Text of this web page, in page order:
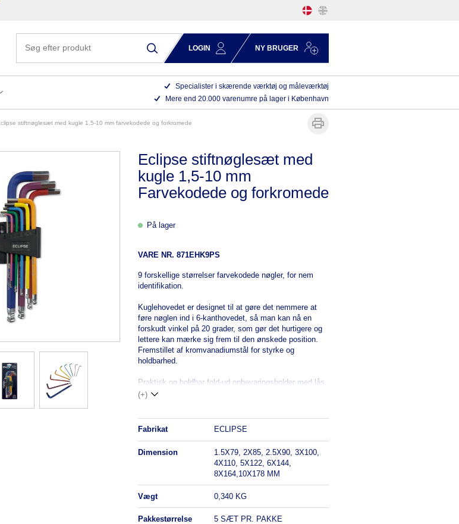
LOGIN NY BRUGER
Specialister i skærende værktøj og måleværktøj
Mere end 20.000 varenumre på lager i København
eclipse stiftnøglesæt med kugle 1,5-10 mm farvekodede og forkromede
Eclipse stiftnøglesæt med
kugle 1,5-10 mm
Farvekodede og forkromede
På lager
VARE NR. 871EHK9PS
9 forskellige størrelser farvekodede nøgler, for nem
identifikation.
Kuglehovedet er designet til at gøre det nemmere at
føre nøglen ind i 6-kanthovedet, så man kan nå en
forskudt vinkel på 20 grader, som gør det hurtigere og
lettere kan mærke sig frem til den ønskede position.
Fremstillet af kromvanadiumstål for styrke og
holdbarhed.
Praktisk og holdbar fold-ud opbevaringsholder med lås.
(+)
fabrikat ECLIPSE
dimension
1.5X79, 2X85, 2.5X90, 3X100,
4X110, 5X122, 6X144,
8X164,10X178 MM
vægt 0,340 KG
pakkestørrelse 5 SÆT PR. PAKKE